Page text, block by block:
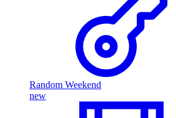
Random Weekend
new